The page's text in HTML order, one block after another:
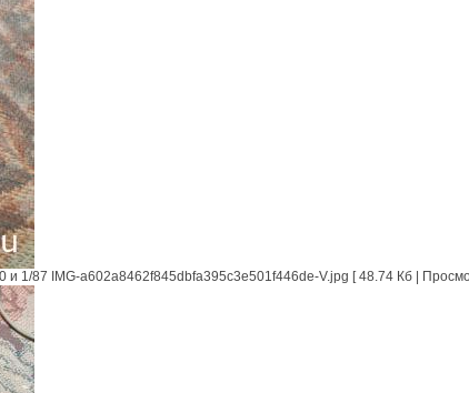
1/87 IMG-a602a8462f845dbfa395c3e501f446de-V.jpg [ 48.74 Кб |